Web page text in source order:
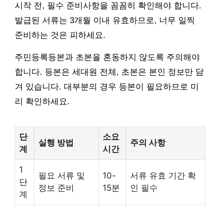
시작 전, 필수 준비사항을 꼼꼼히 확인해야 합니다.
발급된 서류는 3개월 이내 유효하므로, 너무 일찍
준비하는 것은 피하세요.
주민등록등본과 초본을 혼동하지 않도록 주의해야
합니다. 등본은 세대원 전체, 초본은 본인 정보만 담
겨 있습니다. 대부분의 경우 등본이 필요하므로 미
리 확인하세요.
단
계
실행 방법
소요
시간
주의 사항
1
단
계
필요 서류 및
정보 준비
10-
15분
서류 유효 기간 확
인 필수